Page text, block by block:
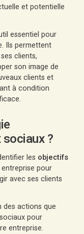
et potentielle
essentiel pour
Ils permettent
clients,
son image de
clients et
à condition
?
les objectifs
entreprise pour
avec ses clients
des actions que
pour
entreprise.